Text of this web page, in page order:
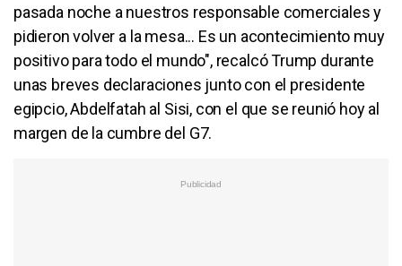
pasada noche a nuestros responsable comerciales y
pidieron volver a la mesa... Es un acontecimiento muy
positivo para todo el mundo", recalcó Trump durante
unas breves declaraciones junto con el presidente
egipcio, Abdelfatah al Sisi, con el que se reunió hoy al
margen de la cumbre del G7.